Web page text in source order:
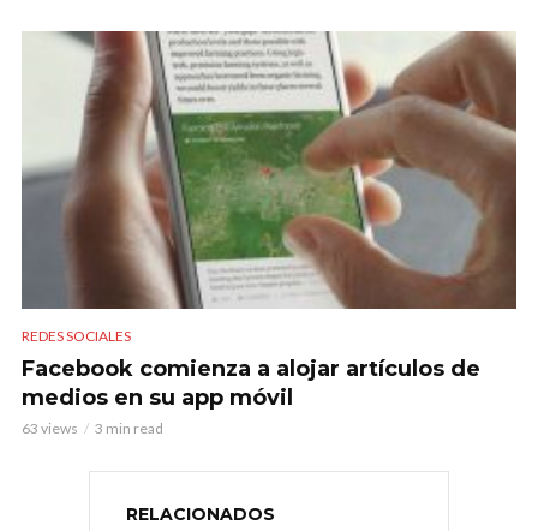
REDES SOCIALES
Facebook comienza a alojar artículos de
medios en su app móvil
63 views 3 min read
RELACIONADOS